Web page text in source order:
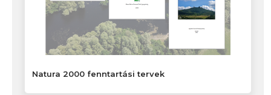
Natura 2000 fenntartási tervek